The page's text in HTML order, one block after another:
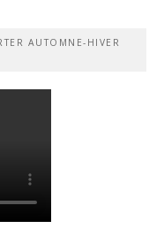
AUTOMNE-HIVER